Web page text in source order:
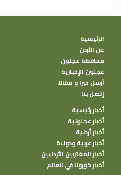
الرئيسية
عن الأردن
محافظة عجلون
عجلون الإخبارية
أرسل خبرا و مقالا
إتصل بنا
أخبار رئيسية
أخبار عجلونية
أخبار أردنية
أخبار عربية ودولية
أخبار المغتربين الأردنيين
أخبار كورونا في العالم